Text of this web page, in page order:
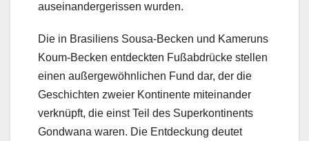
auseinandergerissen wurden.
Die in Brasiliens Sousa-Becken und Kameruns
Koum-Becken entdeckten Fußabdrücke stellen
einen außergewöhnlichen Fund dar, der die
Geschichten zweier Kontinente miteinander
verknüpft, die einst Teil des Superkontinents
Gondwana waren. Die Entdeckung deutet